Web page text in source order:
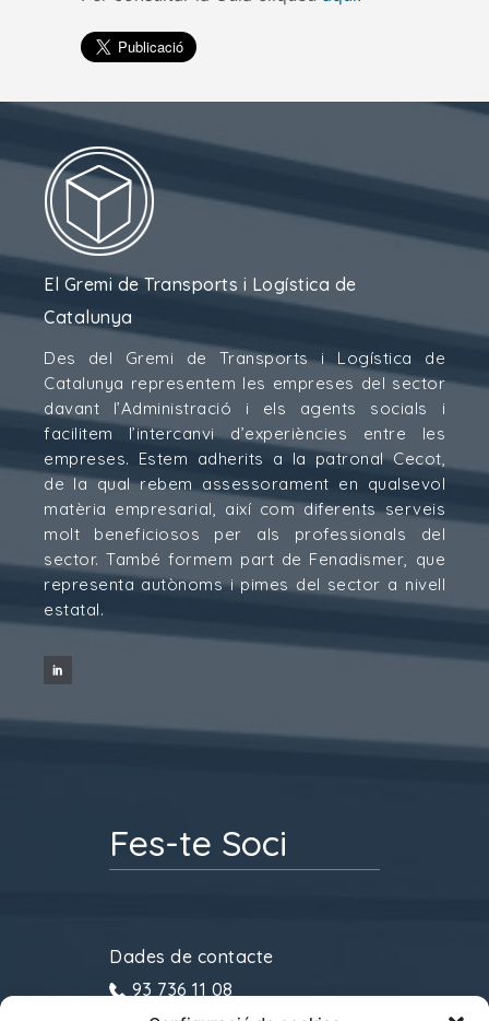
El Gremi de Transports i Logística de
Catalunya
Des del Gremi de Transports i Logística de
Catalunya representem les empreses del sector
davant l’Administració i els agents socials i
facilitem l’intercanvi d’experiències entre les
empreses. Estem adherits a la patronal Cecot,
de la qual rebem assessorament en qualsevol
matèria empresarial, així com diferents serveis
molt beneficiosos per als professionals del
sector. També formem part de Fenadismer, que
representa autònoms i pimes del sector a nivell
estatal.
Fes-te Soci
Dades de contacte
93 736 11 08